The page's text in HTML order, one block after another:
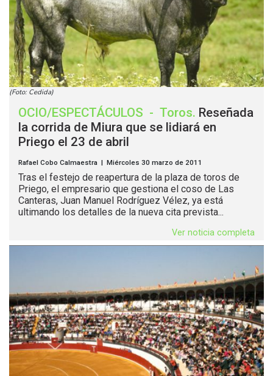
(Foto: Cedida)
OCIO/ESPECTÁCULOS - Toros. Reseñada
la corrida de Miura que se lidiará en
Priego el 23 de abril
Rafael Cobo Calmaestra | Miércoles 30 marzo de 2011
Tras el festejo de reapertura de la plaza de toros de
Priego, el empresario que gestiona el coso de Las
Canteras, Juan Manuel Rodríguez Vélez, ya está
ultimando los detalles de la nueva cita prevista...
Ver noticia completa